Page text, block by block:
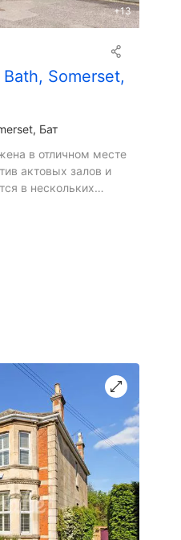
+13
Somerset,
Бат
в отличном месте
актовых залов и
в нескольких